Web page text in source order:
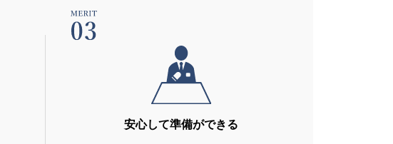
安心して準備ができる